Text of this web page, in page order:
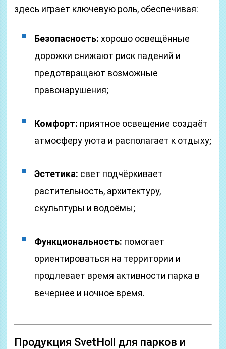
здесь играет ключевую роль, обеспечивая:
Безопасность: хорошо освещённые
дорожки снижают риск падений и
предотвращают возможные
правонарушения;
Комфорт: приятное освещение создаёт
атмосферу уюта и располагает к отдыху;
Эстетика: свет подчёркивает
растительность, архитектуру,
скульптуры и водоёмы;
Функциональность: помогает
ориентироваться на территории и
продлевает время активности парка в
вечернее и ночное время.
Продукция SvetHoll для парков и